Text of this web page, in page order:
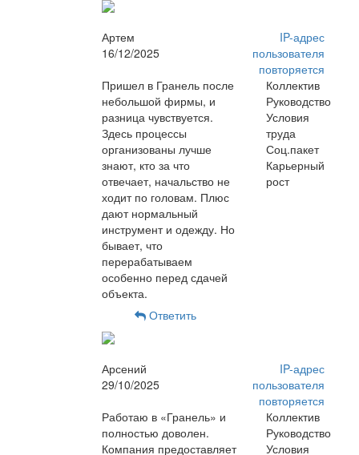
Артем
16/12/2025
IP-адрес
пользователя
повторяется
Пришел в Гранель после
небольшой фирмы, и
разница чувствуется.
Здесь процессы
организованы лучше
знают, кто за что
отвечает, начальство не
ходит по головам. Плюс
дают нормальный
инструмент и одежду. Но
бывает, что
перерабатываем
особенно перед сдачей
объекта.
Коллектив
Руководство
Условия
труда
Соц.пакет
Карьерный
рост
Ответить
Арсений
29/10/2025
IP-адрес
пользователя
повторяется
Работаю в «Гранель» и
полностью доволен.
Компания предоставляет
Коллектив
Руководство
Условия